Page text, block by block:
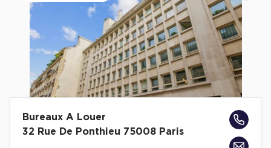
Location bureaux Bellecour - Cordeliers (Lyon)
Haussmanniens
Location d'Entrepôts / Activités
Location d'Entrepôts / Activités à Aix-en-Provence
Bureaux A Louer
32 Rue De Ponthieu 75008 Paris